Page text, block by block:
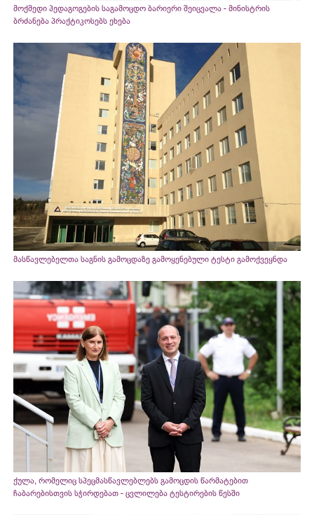
მოქმედი პედაგოგების საგამოცდო ბარიერი შეიცვალა - მინისტრის
ბრძანება პრაქტიკოსებს ეხება
მასწავლებელთა საგნის გამოცდაზე გამოყენებული ტესტი გამოქვეყნდა
ქულა, რომელიც სპეცმასწავლებლებს გამოცდის წარმატებით
ჩაბარებისთვის სჭირდებათ - ცვლილება ტესტირების წესში